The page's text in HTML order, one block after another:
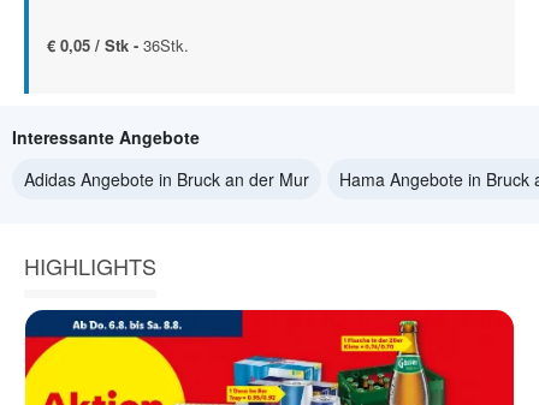
€ 0,05 / Stk - 36Stk.
Interessante Angebote
Adidas Angebote in Bruck an der Mur
Hama Angebote in Bruck
HIGHLIGHTS